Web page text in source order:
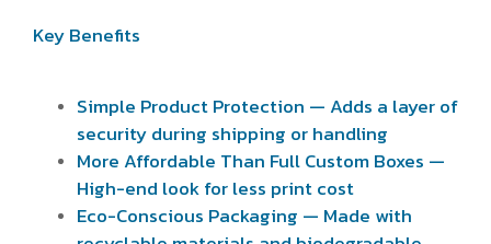
Key Benefits
Simple Product Protection — Adds a layer of
security during shipping or handling
More Affordable Than Full Custom Boxes —
High-end look for less print cost
Eco-Conscious Packaging — Made with